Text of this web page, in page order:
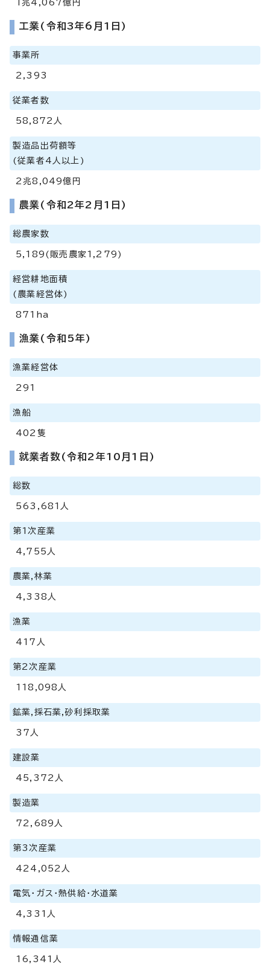
1兆4,067億円
工業(令和3年6月1日)
事業所
2,393
従業者数
58,872人
製造品出荷額等
(従業者4人以上)
2兆8,049億円
農業(令和2年2月1日)
総農家数
5,189(販売農家1,279)
経営耕地面積
(農業経営体)
871ha
漁業(令和5年)
漁業経営体
291
漁船
402隻
就業者数(令和2年10月1日)
総数
563,681人
第1次産業
4,755人
農業,林業
4,338人
漁業
417人
第2次産業
118,098人
鉱業,採石業,砂利採取業
37人
建設業
45,372人
製造業
72,689人
第3次産業
424,052人
電気・ガス・熱供給・水道業
4,331人
情報通信業
16,341人